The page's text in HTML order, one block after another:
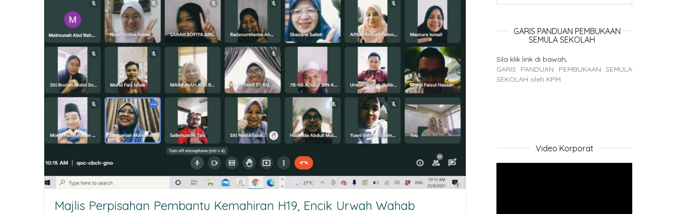
Majlis Perpisahan Pembantu Kemahiran H19, Encik Urwah Wahab
GARIS PANDUAN PEMBUKAAN
SEMULA SEKOLAH
Sila klik link di bawah,
GARIS PANDUAN PEMBUKAAN SEMULA
SEKOLAH oleh KPM
Video Korporat